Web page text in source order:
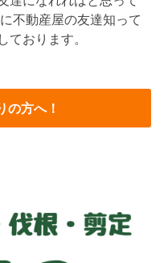
不動産屋の友達知って
ております。
の方へ！